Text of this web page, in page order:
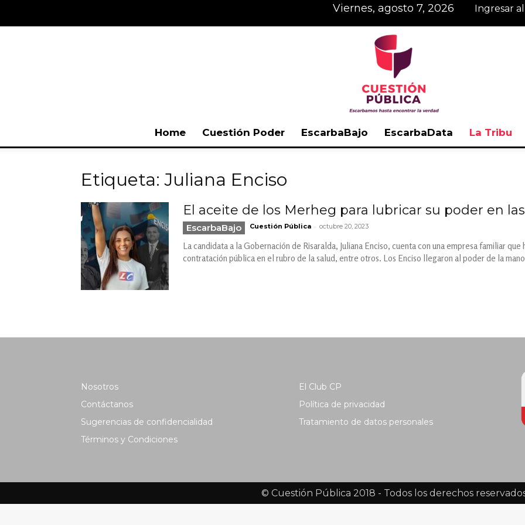
viernes, agosto 7, 2026 Ingresar
Home Cuestión Poder EscarbaBajo EscarbaData La Tribu
Etiqueta: Juliana Enciso
El aceite de los Merheg para lubricar su poder en
EscarbaBajo Cuestión Pública - octubre 20, 2023
La candidata a la Gobernación de Risaralda, Juliana Enciso, cuenta con una empresa familiar
contratación pública en el rubro de la salud, entre otros. Los Enciso llegaron al poder de la
Nosotros
Contáctanos
Sugerencias de confidencialidad
Términos y Condiciones
El Club CP
Política de privacidad
Tratamiento de datos personales
© Cuestión Pública 2018 - Todos los derechos